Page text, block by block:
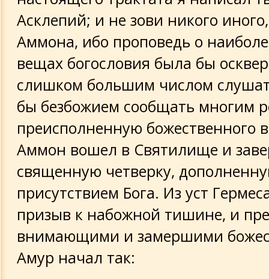
Асклепий; и не зови никого
Аммона, ибо проповедь о
вещах богословия была бы
слишком большим числом
бы безбожием сообщать многим
преисполненную божественного
Аммон вошел в Святилище и
священную четверку,
присутствием Бога. Из уст
призыв к набожной тишине, и
внимающими и замершими
Амур начал так:
Исида Прорицательница своему
Фрагменты разные
Гермес к Тату
Ключ